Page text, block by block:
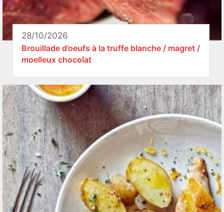
28/10/2026
Brouillade d’oeufs à la truffe blanche / magret /
moelleux chocolat